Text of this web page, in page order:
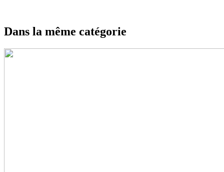
Dans la même catégorie